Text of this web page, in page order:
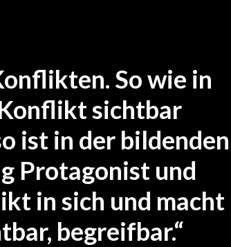
So wie in
sichtbar
ist in der bildenden
Protagonist und
in sich und macht
begreifbar.“